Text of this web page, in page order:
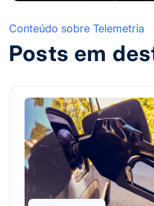
Conteúdo sobre Telemetria
Posts em